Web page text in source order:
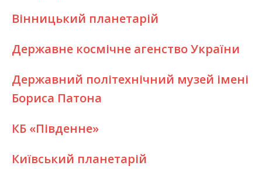
Вінницький планетарій
Державне космічне агенство України
Державний політехнічний музей імені
Бориса Патона
КБ «Південне»
Київський планетарій